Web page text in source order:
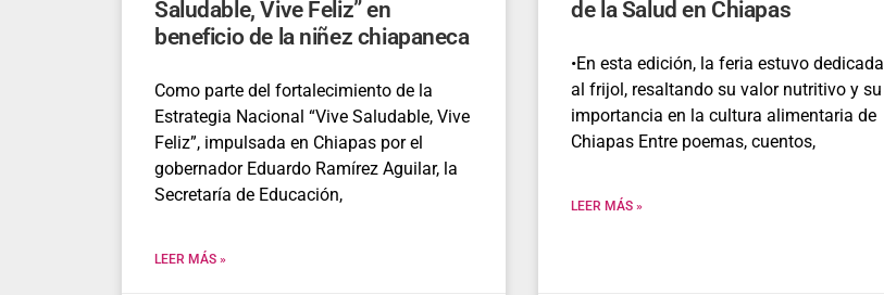
Saludable, Vive Feliz” en
beneficio de la niñez chiapaneca
Como parte del fortalecimiento de la
Estrategia Nacional “Vive Saludable, Vive
Feliz”, impulsada en Chiapas por el
gobernador Eduardo Ramírez Aguilar, la
Secretaría de Educación,
LEER MÁS »
de la Salud en Chiapas
•​En esta edición, la feria estuvo dedicada
al frijol, resaltando su valor nutritivo y su
importancia en la cultura alimentaria de
Chiapas Entre poemas, cuentos,
LEER MÁS »